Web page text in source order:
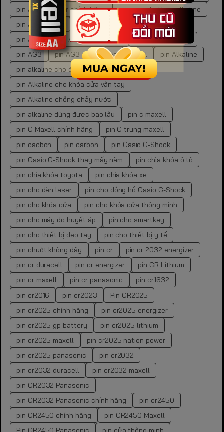
pin AA Energizer chính hãng
pin aa gp battery alkaline
pin AA kiềm GP
pin aa vs pin aaa
pin AAA
pin AG10
pin AG10 chính hãng
pin AG10 đồng hồ
pin AG3
pin AG3 chính hãng pin al
pin Alkaline
pin alkaline cho đồng hồ
pin Alkaline cho khóa cửa vân tay
pin Alkaline chống chảy nước
pin alkaline dùng được bao lâu
pin c maxell
pin C Maxell chính hãng
pin C trung maxell
pin cacbon
pin carbon
pin Casio G-Shock
pin Casio G-Shock thay mấy năm
pin chìa khóa ô tô
pin chìa khóa toyota
pin chìa khóa xe
pin cho đèn laser
pin cho đồng hồ Casio G-Shock
pin cho khóa cửa
pin cho khóa cửa thông minh
pin cho máy đo huyết áp
pin cho smartkey
pin cho thiết bị đeo tay
pin cho thiết bị y tế
pin chuột không dây
pin cr
pin cr 2032 energizer
pin cr duracell
pin cr energizer
pin CR Lithium
pin cr maxell
pin cr panasonic
pin cr1632
pin cr2016
pin cr2023
Pin CR2025
pin cr2025 chính hãng
pin cr2025 energizer
pin cr2025 gp battery
pin cr2025 lithium
pin cr2025 maxell
pin cr2025 nation power
pin cr2025 panasonic
pin cr2032
pin cr2032 duracell
pin cr2032 maxell
pin CR2032 Panasonic
pin CR2032 Panasonic chính hãng
pin cr2450
pin CR2450 chính hãng
pin CR2450 Maxell